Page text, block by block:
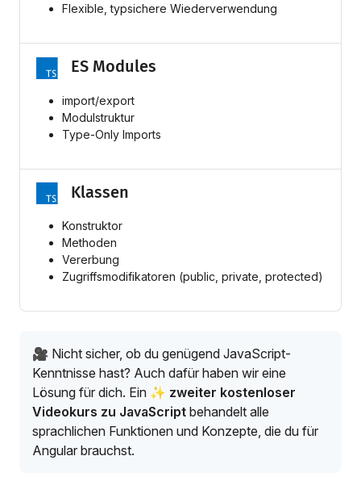
Flexible, typsichere Wiederverwendung
ES Modules
import/export
Modulstruktur
Type-Only Imports
Klassen
Konstruktor
Methoden
Vererbung
Zugriffsmodifikatoren (public, private, protected)
🎥 Nicht sicher, ob du genügend JavaScript-
Kenntnisse hast? Auch dafür haben wir eine
Lösung für dich. Ein ✨ zweiter kostenloser
Videokurs zu JavaScript behandelt alle
sprachlichen Funktionen und Konzepte, die du für
Angular brauchst.